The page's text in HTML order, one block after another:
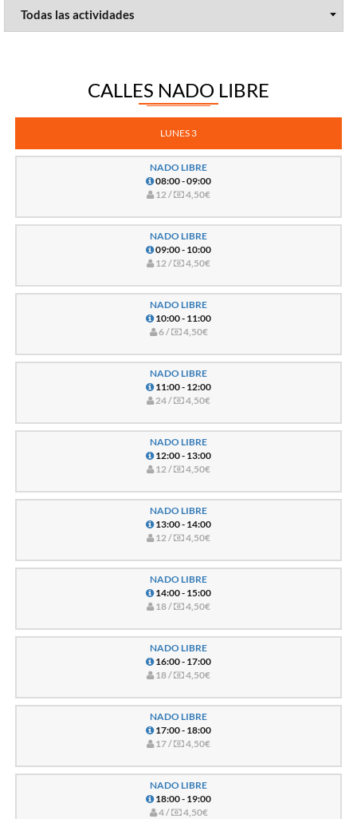
CALLES NADO LIBRE
LUNES 3
NADO LIBRE
08:00 - 09:00
12 /
4,50€
NADO LIBRE
09:00 - 10:00
12 /
4,50€
NADO LIBRE
10:00 - 11:00
6 /
4,50€
NADO LIBRE
11:00 - 12:00
24 /
4,50€
NADO LIBRE
12:00 - 13:00
12 /
4,50€
NADO LIBRE
13:00 - 14:00
12 /
4,50€
NADO LIBRE
14:00 - 15:00
18 /
4,50€
NADO LIBRE
16:00 - 17:00
18 /
4,50€
NADO LIBRE
17:00 - 18:00
17 /
4,50€
NADO LIBRE
18:00 - 19:00
4 /
4,50€